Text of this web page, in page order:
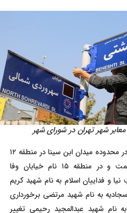
شهر تهران در شورای شهر
همچنین نام کوچه شاهین در محدوده میدان ابن سینا در منطقه ۱۲
به نام شهید ابوالفضل رحمت و در منطقه ۱۵ نام خیابان وفا
فداییان اسلام به نام شهید کریم
به نام شهید مرتضی برخورداری
شهید عبدالمجید رحیمی تغییر